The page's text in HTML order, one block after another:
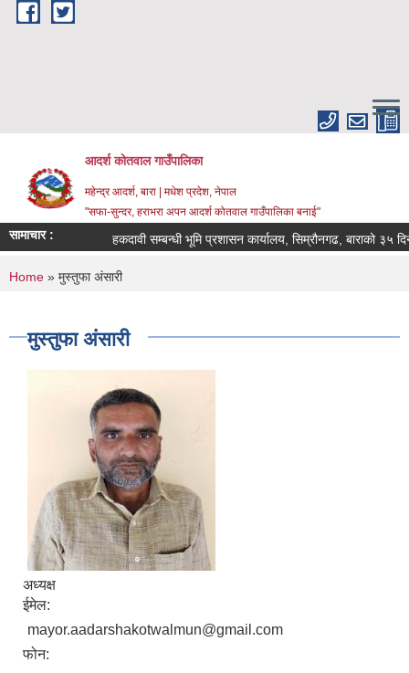
Skip to main content
आदर्श कोतवाल गाउँपालिका
महेन्द्र आदर्श, बारा | मधेश प्रदेश, नेपाल
"सफा-सुन्दर, हराभरा अपन आदर्श कोतवाल गाउँपालिका बनाई"
सामाचार : हकदावी सम्बन्धी भूमि प्रशासन कार्यालय, सिम्रौनगढ, बाराको ३५
You are here
Home » मुस्तुफा अंसारी
मुस्तुफा अंसारी
अध्यक्ष
ईमेल:
mayor.aadarshakotwalmun@gmail.com
फोन: